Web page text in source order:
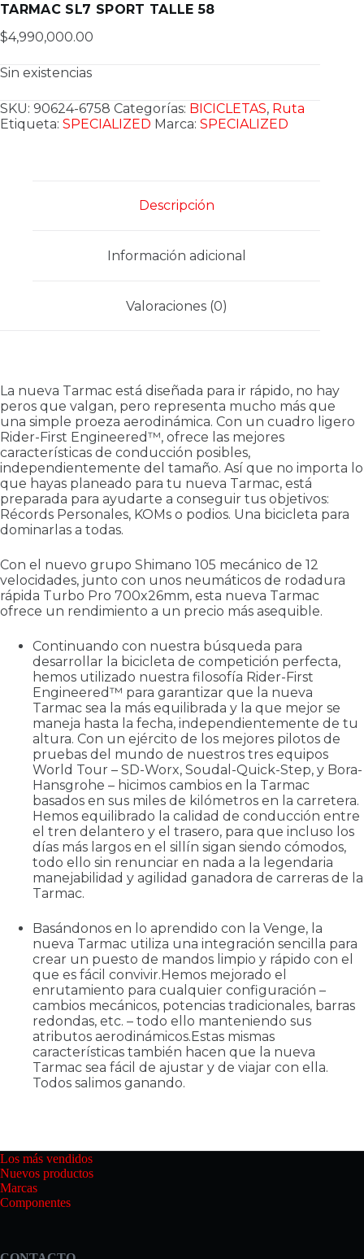
TARMAC SL7 SPORT TALLE 58
$4,990,000.00
Sin existencias
SKU: 90624-6758 Categorías: BICICLETAS, Ruta
Etiqueta: SPECIALIZED Marca: SPECIALIZED
Descripción
Información adicional
Valoraciones (0)
La nueva Tarmac está diseñada para ir rápido, no hay
peros que valgan, pero representa mucho más que
una simple proeza aerodinámica. Con un cuadro ligero
Rider-First Engineered™, ofrece las mejores
características de conducción posibles,
independientemente del tamaño. Así que no importa lo
que hayas planeado para tu nueva Tarmac, está
preparada para ayudarte a conseguir tus objetivos:
Récords Personales, KOMs o podios. Una bicicleta para
dominarlas a todas.
Con el nuevo grupo Shimano 105 mecánico de 12
velocidades, junto con unos neumáticos de rodadura
rápida Turbo Pro 700x26mm, esta nueva Tarmac
ofrece un rendimiento a un precio más asequible.
Continuando con nuestra búsqueda para
desarrollar la bicicleta de competición perfecta,
hemos utilizado nuestra filosofía Rider-First
Engineered™ para garantizar que la nueva
Tarmac sea la más equilibrada y la que mejor se
maneja hasta la fecha, independientemente de tu
altura. Con un ejército de los mejores pilotos de
pruebas del mundo de nuestros tres equipos
World Tour – SD-Worx, Soudal-Quick-Step, y Bora-
Hansgrohe – hicimos cambios en la Tarmac
basados en sus miles de kilómetros en la carretera.
Hemos equilibrado la calidad de conducción entre
el tren delantero y el trasero, para que incluso los
días más largos en el sillín sigan siendo cómodos,
todo ello sin renunciar en nada a la legendaria
manejabilidad y agilidad ganadora de carreras de la
Tarmac.
Basándonos en lo aprendido con la Venge, la
nueva Tarmac utiliza una integración sencilla para
crear un puesto de mandos limpio y rápido con el
que es fácil convivir.Hemos mejorado el
enrutamiento para cualquier configuración –
cambios mecánicos, potencias tradicionales, barras
redondas, etc. – todo ello manteniendo sus
atributos aerodinámicos.Estas mismas
características también hacen que la nueva
Tarmac sea fácil de ajustar y de viajar con ella.
Todos salimos ganando.
Los más vendidos
Nuevos productos
Marcas
Componentes